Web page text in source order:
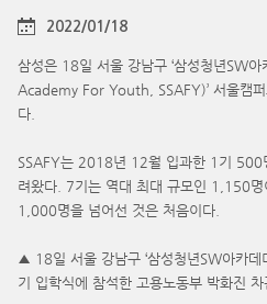
2022/01/18
삼성은 18일 서울 강남구 ‘삼성청년SW
Academy For Youth, SSAFY)’ 서울캠퍼
다.
SSAFY는 2018년 12월 입과한 1기 500
려왔다. 7기는 역대 최대 규모인 1,150명
1,000명을 넘어선 것은 처음이다.
▲ 18일 서울 강남구 ‘삼성청년SW아카데
기 입학식에 참석한 고용노동부 박화진